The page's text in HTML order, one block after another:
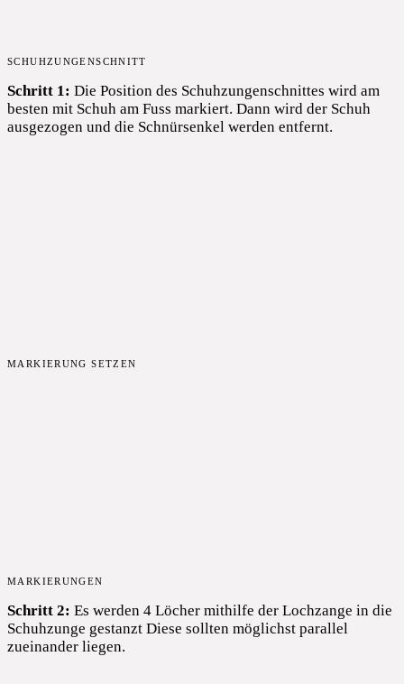
SCHUHZUNGENSCHNITT
Schritt 1: Die Position des Schuhzungenschnittes wird am
besten mit Schuh am Fuss markiert. Dann wird der Schuh
ausgezogen und die Schnürsenkel werden entfernt.
MARKIERUNG SETZEN
MARKIERUNGEN
Schritt 2: Es werden 4 Löcher mithilfe der Lochzange in die
Schuhzunge gestanzt Diese sollten möglichst parallel
zueinander liegen.